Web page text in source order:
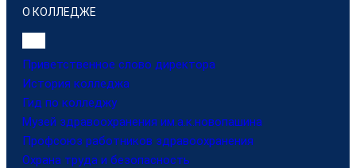
О КОЛЛЕДЖЕ
Приветственное слово директора
История колледжа
Гид по колледжу
Музей здравоохранения им.а.к.новопашина
Профсоюз работников здравоохранения
Охрана труда и безопасность